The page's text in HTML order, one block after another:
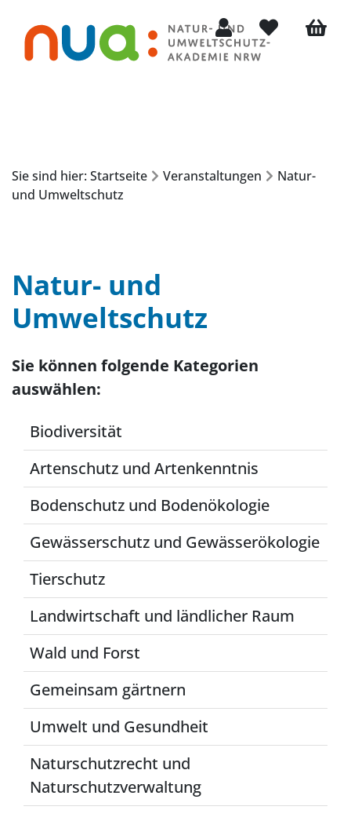
Mein KontoMerkliste
Sie sind hier: Startseite Veranstaltungen
Natur-
und Umweltschutz
Natur- und
Umweltschutz
Sie können folgende Kategorien
auswählen:
Biodiversität
Artenschutz und Artenkenntnis
Bodenschutz und Bodenökologie
Gewässerschutz und Gewässerökologie
Tierschutz
Landwirtschaft und ländlicher Raum
Wald und Forst
Gemeinsam gärtnern
Umwelt und Gesundheit
Naturschutzrecht und
Naturschutzverwaltung